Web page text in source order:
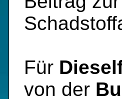
Für
von der